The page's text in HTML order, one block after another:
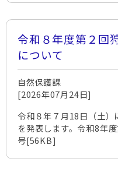
令和８年度第２回
について
自然保護課
[2026年07月24日]
令和８年７月18日（土）
を発表します。令和8年
号[56KB]